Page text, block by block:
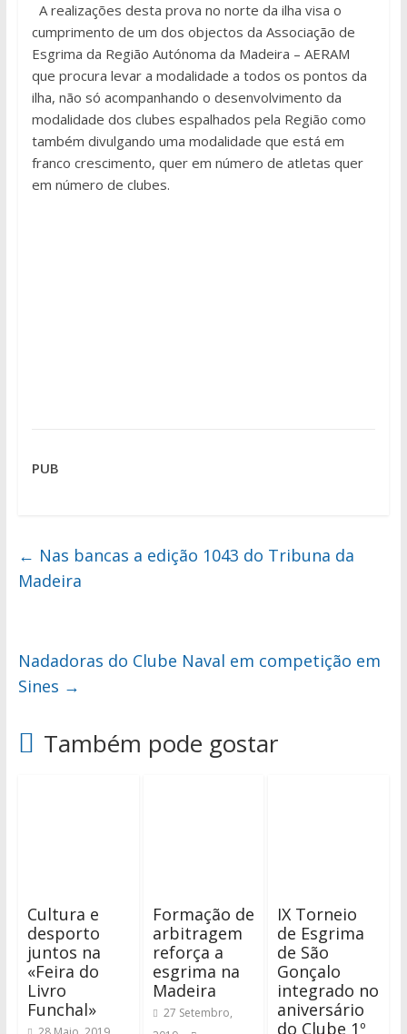
A realizações desta prova no norte da ilha visa o
cumprimento de um dos objectos da Associação de
Esgrima da Região Autónoma da Madeira – AERAM
que procura levar a modalidade a todos os pontos da
ilha, não só acompanhando o desenvolvimento da
modalidade dos clubes espalhados pela Região como
também divulgando uma modalidade que está em
franco crescimento, quer em número de atletas quer
em número de clubes.
PUB
← Nas bancas a edição 1043 do Tribuna da
Madeira
Nadadoras do Clube Naval em competição em
Sines →
Também pode gostar
Cultura e
desporto
juntos na
«Feira do
Livro
Funchal»
Formação de
arbitragem
reforça a
esgrima na
Madeira
27 Setembro,
IX Torneio
de Esgrima
de São
Gonçalo
integrado no
aniversário
do Clube 1º